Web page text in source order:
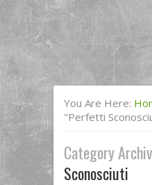
You Are Here:
"Perfetti
Category
Sconosciuti